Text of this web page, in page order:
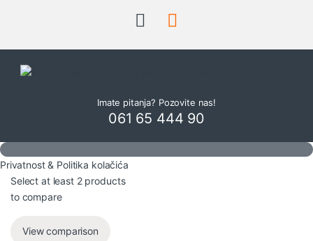
Imate pitanja? Pozovite nas!
061 65 444 90
Privatnost & Politika kolačića
Select at least 2 products
to compare
View comparison